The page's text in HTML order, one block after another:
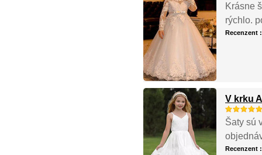
Krásne
rýchlo.
Recenzent
V krku
Šaty sú
Recenzent